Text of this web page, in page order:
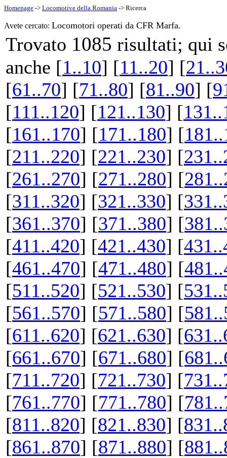
Homepage -> Locomotive della Romania -> Ricerca
Avete cercato: Locomotori operati da CFR Marfa.
Trovato 1085 risultati; qui
anche [1..10] [11..20] [
[61..70] [71..80] [81..90] [
[111..120] [121..130] [
[161..170] [171..180] [
[211..220] [221..230] [
[261..270] [271..280] [
[311..320] [321..330] [
[361..370] [371..380] [
[411..420] [421..430] [
[461..470] [471..480] [
[511..520] [521..530] [
[561..570] [571..580] [
[611..620] [621..630] [
[661..670] [671..680] [
[711..720] [721..730] [
[761..770] [771..780] [
[811..820] [821..830] [
[861..870] [871..880] [